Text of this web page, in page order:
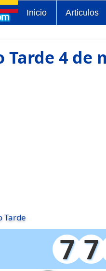
Inicio Articulos
4 de
Tarde
7 7